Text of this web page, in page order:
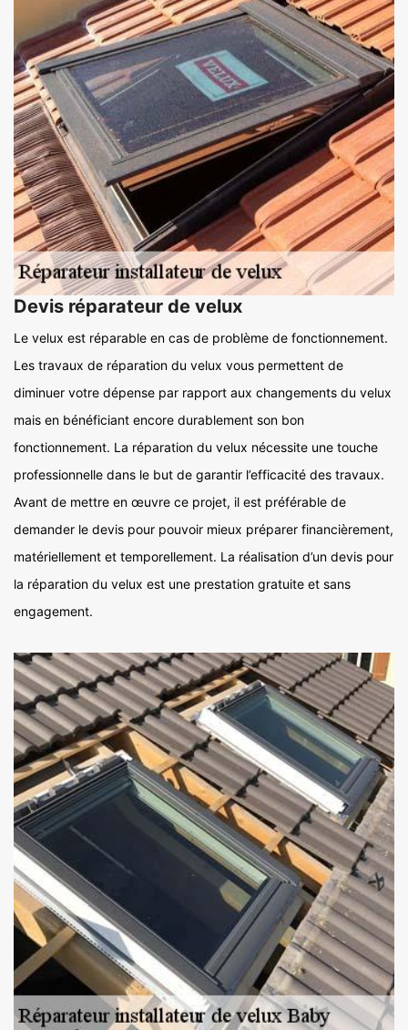
Devis réparateur de velux
Le velux est réparable en cas de problème de fonctionnement.
Les travaux de réparation du velux vous permettent de
diminuer votre dépense par rapport aux changements du velux
mais en bénéficiant encore durablement son bon
fonctionnement. La réparation du velux nécessite une touche
professionnelle dans le but de garantir l’efficacité des travaux.
Avant de mettre en œuvre ce projet, il est préférable de
demander le devis pour pouvoir mieux préparer financièrement,
matériellement et temporellement. La réalisation d’un devis pour
la réparation du velux est une prestation gratuite et sans
engagement.